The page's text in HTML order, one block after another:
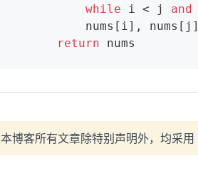
while i < j and
return nums
本博客所有文章除特别声明外，均采用